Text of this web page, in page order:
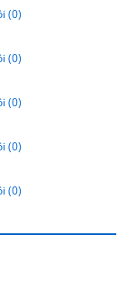
(0)
(0)
(0)
(0)
(0)